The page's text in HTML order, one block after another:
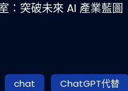
：突破未來 AI 產業藍圖
chat
ChatGPT代替